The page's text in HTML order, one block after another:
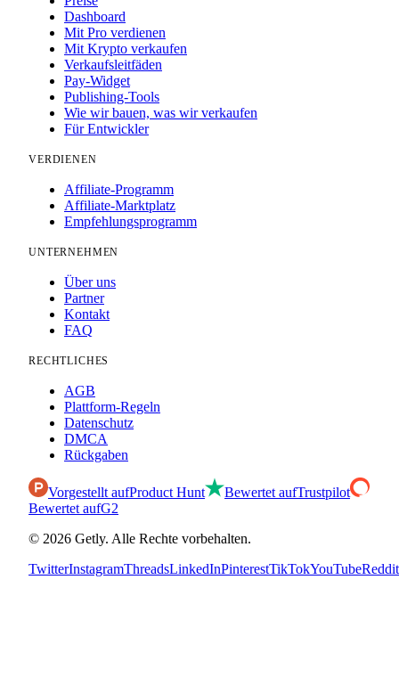
Dashboard
Mit Pro verdienen
Mit Krypto verkaufen
Verkaufsleitfäden
Pay-Widget
Publishing-Tools
Wie wir bauen, was wir verkaufen
Für Entwickler
VERDIENEN
Affiliate-Programm
Affiliate-Marktplatz
Empfehlungsprogramm
UNTERNEHMEN
Über uns
Partner
Kontakt
FAQ
RECHTLICHES
AGB
Plattform-Regeln
Datenschutz
DMCA
Rückgaben
Vorgestellt aufProduct Hunt Bewertet aufTrustpilot
Bewertet aufG2
© 2026 Getly. Alle Rechte vorbehalten.
TwitterInstagramThreadsLinkedInPinterestTikTokYouTubeReddit